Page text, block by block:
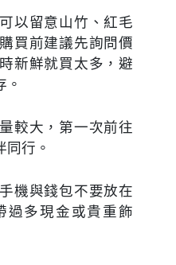
以留意山竹、紅毛
買前建議先詢問價
新鮮就買太多，避
。
較大，第一次前往
同行。
機與錢包不要放在
過多現金或貴重飾